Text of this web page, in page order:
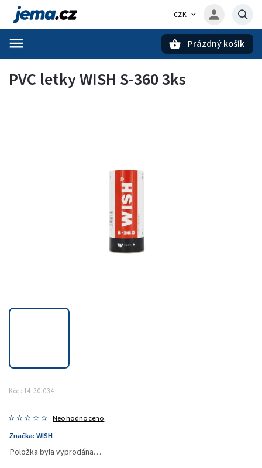
CZK
Prázdný košík
PVC letky WISH S-360 3ks
Kód: 14-30-034
Neohodnoceno
Značka: WISH
Položka byla vyprodána…